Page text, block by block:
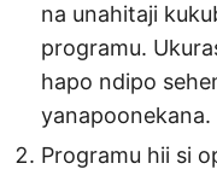
na unahitaji
programu.
hapo ndipo
yanapoonekana.
Programu hii si